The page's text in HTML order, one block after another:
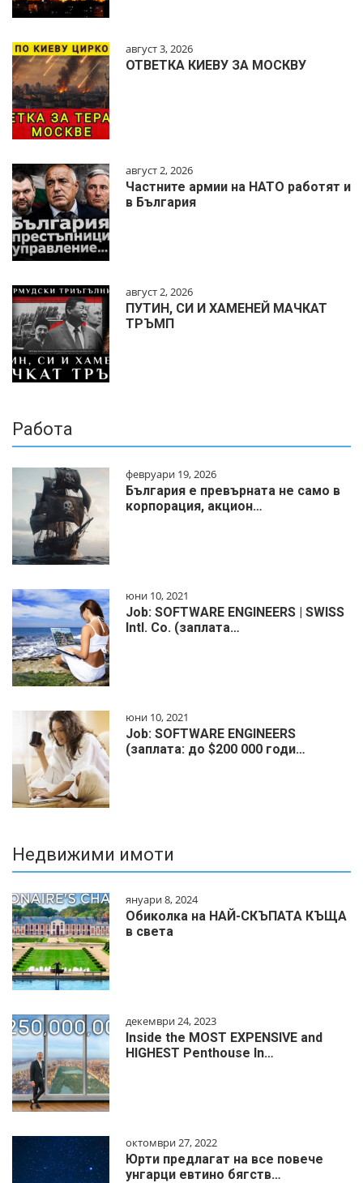
август 3, 2026
ОТВЕТКА КИЕВУ ЗА МОСКВУ
август 2, 2026
Частните армии на НАТО работят и
в България
август 2, 2026
ПУТИН, СИ И ХАМЕНЕЙ МАЧКАТ
ТРЪМП
Работа
февруари 19, 2026
България е превърната не само в
корпорация, акцион…
юни 10, 2021
Job: SOFTWARE ENGINEERS | SWISS
Intl. Co. (заплата…
юни 10, 2021
Job: SOFTWARE ENGINEERS
(заплата: до $200 000 годи…
Недвижими имоти
януари 8, 2024
Обиколка на НАЙ-СКЪПАТА КЪЩА
в света
декември 24, 2023
Inside the MOST EXPENSIVE and
HIGHEST Penthouse In…
октомври 27, 2022
Юрти предлагат на все повече
унгарци евтино бягств…